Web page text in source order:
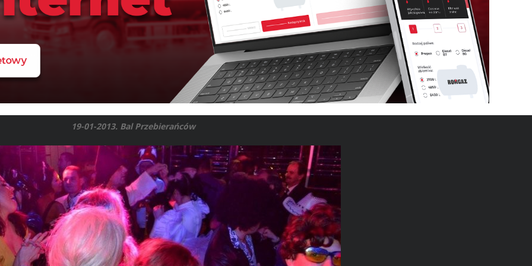
19-01-2013. Bal Przebierańców